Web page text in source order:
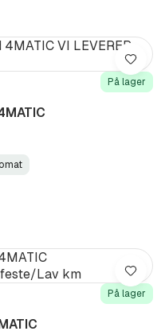
På lager
Lagre
På lager
Lagre